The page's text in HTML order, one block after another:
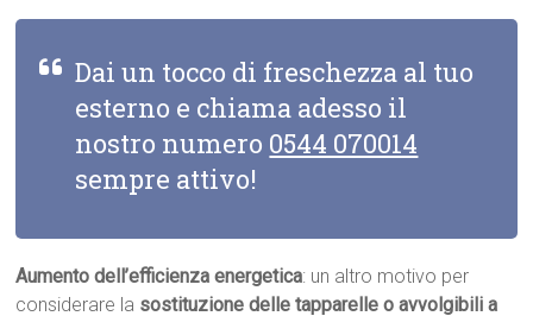
Dai un tocco di freschezza al tuo
esterno e chiama adesso il
nostro numero 0544 070014
sempre attivo!
Aumento dell’efficienza energetica: un altro motivo per
considerare la sostituzione delle tapparelle o avvolgibili a